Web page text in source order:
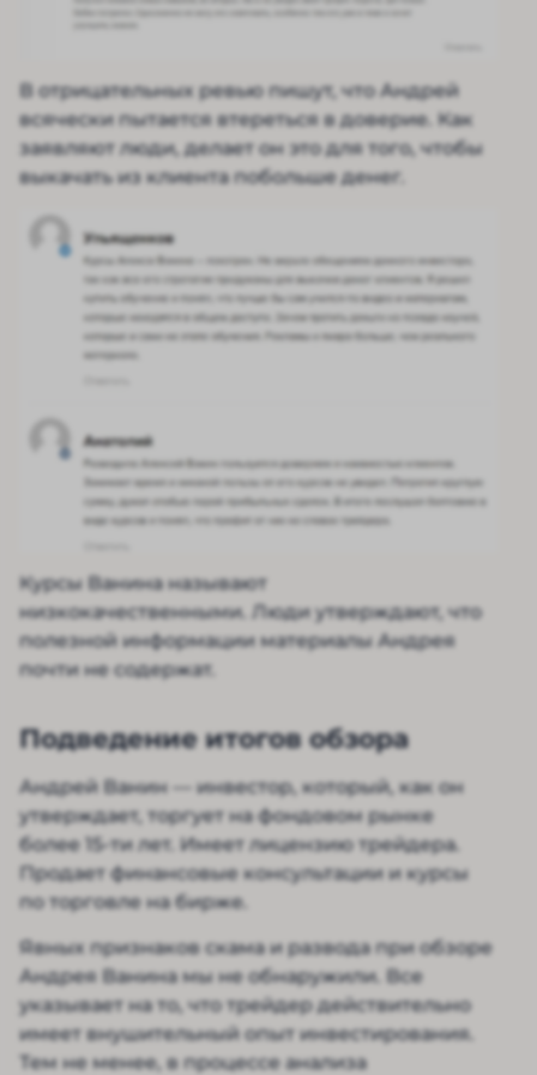
В отрицательных ревью пишут, что Андрей
всячески пытается втереться в доверие. Как
заявляют люди, делает он это для того, чтобы
выкачать из клиента побольше денег.
Курсы Ванина называют
низкокачественными. Люди утверждают, что
полезной информации материалы Андрея
почти не содержат.
Подведение итогов обзора
Андрей Ванин — инвестор, который, как он
утверждает, торгует на фондовом рынке
более 15-ти лет. Имеет лицензию трейдера.
Продает финансовые консультации и курсы
по торговле на бирже.
Явных признаков скама и развода при обзоре
Андрея Ванина мы не обнаружили. Все
указывает на то, что трейдер действительно
имеет внушительный опыт инвестирования.
Тем не менее, в процессе анализа